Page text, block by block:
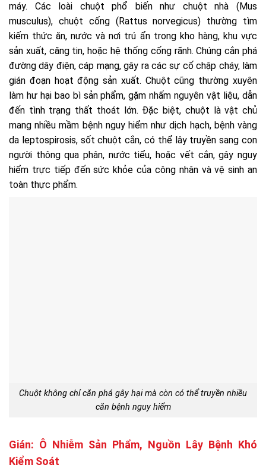
máy. Các loài chuột phổ biến như chuột nhà (Mus
musculus), chuột cống (Rattus norvegicus) thường tìm
kiếm thức ăn, nước và nơi trú ẩn trong kho hàng, khu vực
sản xuất, căng tin, hoặc hệ thống cống rãnh. Chúng cắn phá
đường dây điện, cáp mạng, gây ra các sự cố chập cháy, làm
gián đoạn hoạt động sản xuất. Chuột cũng thường xuyên
làm hư hại bao bì sản phẩm, gặm nhấm nguyên vật liệu, dẫn
đến tình trạng thất thoát lớn. Đặc biệt, chuột là vật chủ
mang nhiều mầm bệnh nguy hiểm như dịch hạch, bệnh vàng
da leptospirosis, sốt chuột cắn, có thể lây truyền sang con
người thông qua phân, nước tiểu, hoặc vết cắn, gây nguy
hiểm trực tiếp đến sức khỏe của công nhân và vệ sinh an
toàn thực phẩm.
Chuột không chỉ cắn phá gây hại mà còn có thể truyền nhiều
căn bệnh nguy hiểm
Gián: Ô Nhiễm Sản Phẩm, Nguồn Lây Bệnh Khó
Kiểm Soát